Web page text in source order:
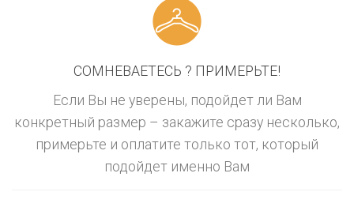
СОМНЕВАЕТЕСЬ ? ПРИМЕРЬТЕ!
Если Вы не уверены, подойдет ли Вам
конкретный размер – закажите сразу несколько,
примерьте и оплатите только тот, который
подойдет именно Вам